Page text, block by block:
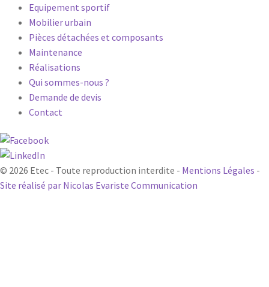
Equipement sportif
Mobilier urbain
Pièces détachées et composants
Maintenance
Réalisations
Qui sommes-nous ?
Demande de devis
Contact
© 2026 Etec - Toute reproduction interdite - Mentions Légales -
Site réalisé par Nicolas Evariste Communication